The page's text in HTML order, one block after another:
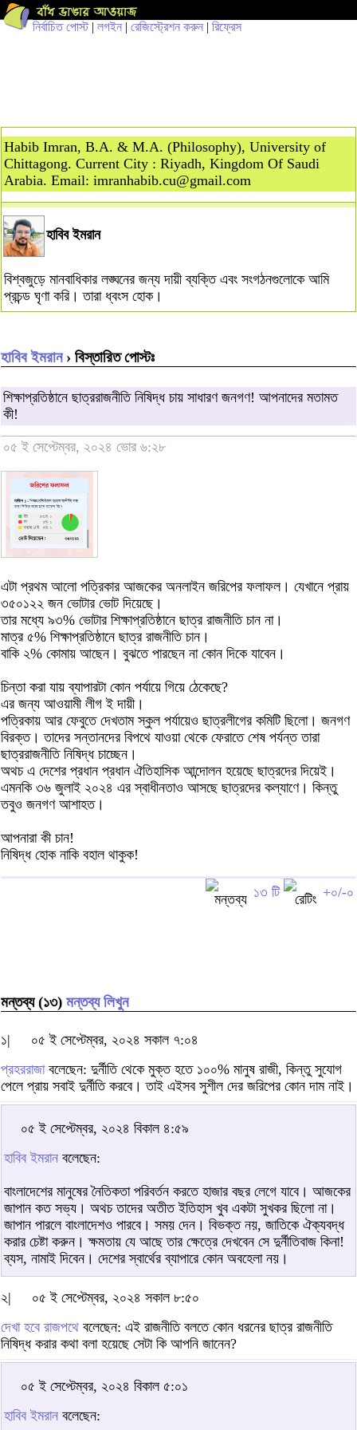
নির্বাচিত পোস্ট| লগইন | রেজিস্ট্রেশন করুন | রিফ্রেস
Habib Imran, B.A. & M.A. (Philosophy), University of
Chittagong. Current City : Riyadh, Kingdom Of Saudi
Arabia. Email: imranhabib.cu@gmail.com
হাবিব ইমরান
বিশ্বজুড়ে মানবাধিকার লঙ্ঘনের জন্য দায়ী ব্যক্তি এবং সংগঠনগুলোকে আমি
প্রচন্ড ঘৃণা করি। তারা ধ্বংস হোক।
হাবিব ইমরান› বিস্তারিত পোস্টঃ
শিক্ষাপ্রতিষ্ঠানে ছাত্ররাজনীতি নিষিদ্ধ চায় সাধারণ জনগণ! আপনাদের মতামত
কী!
০৫ ই সেপ্টেম্বর, ২০২৪ ভোর ৬:২৮
এটা প্রথম আলো পত্রিকার আজকের অনলাইন জরিপের ফলাফল। যেখানে প্রায়
৩৫০১২২ জন ভোটার ভোট দিয়েছে।
তার মধ্যে ৯৩% ভোটার শিক্ষাপ্রতিষ্ঠানে ছাত্র রাজনীতি চান না।
মাত্র ৫% শিক্ষাপ্রতিষ্ঠানে ছাত্র রাজনীতি চান।
বাকি ২% কোমায় আছেন। বুঝতে পারছেন না কোন দিকে যাবেন।
চিন্তা করা যায় ব্যাপারটা কোন পর্যায়ে গিয়ে ঠেকেছে?
এর জন্য আওয়ামী লীগ ই দায়ী।
পত্রিকায় আর ফেবুতে দেখতাম স্কুল পর্যায়েও ছাত্রলীগের কমিটি ছিলো। জনগণ
বিরক্ত। তাদের সন্তানদের বিপথে যাওয়া থেকে ফেরাতে শেষ পর্যন্ত তারা
ছাত্ররাজনীতি নিষিদ্ধ চাচ্ছেন।
অথচ এ দেশের প্রধান প্রধান ঐতিহাসিক আন্দোলন হয়েছে ছাত্রদের দিয়েই।
এমনকি ৩৬ জুলাই ২০২৪ এর স্বাধীনতাও আসছে ছাত্রদের কল্যাণে। কিন্তু
তবুও জনগণ আশাহত।
আপনারা কী চান!
নিষিদ্ধ হোক নাকি বহাল থাকুক!
১৩ টি +০/-০
মন্তব্য (১৩) মন্তব্য লিখুন
১|
০৫ ই সেপ্টেম্বর, ২০২৪ সকাল ৭:০৪
প্রহররাজাবলেছেন: দুর্নীতি থেকে মুক্ত হতে ১০০% মানুষ রাজী, কিন্তু সুযোগ
পেলে প্রায় সবাই দুর্নীতি করবে। তাই এইসব সুশীল দের জরিপের কোন দাম নাই।
০৫ ই সেপ্টেম্বর, ২০২৪ বিকাল ৪:৫৯
হাবিব ইমরান বলেছেন:
বাংলাদেশের মানুষের নৈতিকতা পরিবর্তন করতে হাজার বছর লেগে যাবে। আজকের
জাপান কত সভ্য। অথচ তাদের অতীত ইতিহাস খুব একটা সুখকর ছিলো না।
জাপান পারলে বাংলাদেশও পারবে। সময় দেন। বিভক্ত নয়, জাতিকে ঐক্যবদ্ধ
করার চেষ্টা করুন। ক্ষমতায় যে আছে তার ক্ষেত্রে দেখবেন সে দুর্নীতিবাজ কিনা!
ব্যস, নামাই দিবেন। দেশের স্বার্থের ব্যাপারে কোন অবহেলা নয়।
২|
০৫ ই সেপ্টেম্বর, ২০২৪ সকাল ৮:৫০
দেখা হবে রাজপথে বলেছেন: এই রাজনীতি বলতে কোন ধরনের ছাত্র রাজনীতি
নিষিদ্ধ করার কথা বলা হয়েছে সেটা কি আপনি জানেন?
০৫ ই সেপ্টেম্বর, ২০২৪ বিকাল ৫:০১
হাবিব ইমরান বলেছেন: